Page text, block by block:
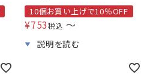
10個お買い上げで10％OFF
¥753税込 〜